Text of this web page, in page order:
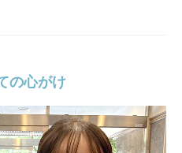
の心がけ